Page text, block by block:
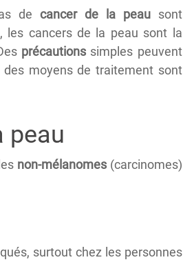
de cancer de la peausont
les cancers de la peau sont la
précautions simples peuvent
des moyens de traitement sont
peau
non-mélanomes(carcinomes)
surtout chez les personnes